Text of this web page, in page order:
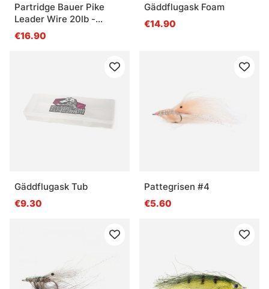
Partridge Bauer Pike
Leader Wire 20lb -
Brown
€16.90
Gäddflugask Foam
€14.90
Gäddflugask Tub
€9.30
Pattegrisen #4
€5.60